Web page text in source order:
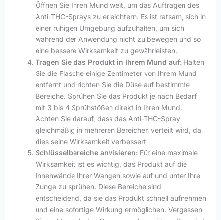
Öffnen Sie Ihren Mund weit, um das Auftragen des
Anti-THC-Sprays zu erleichtern. Es ist ratsam, sich in
einer ruhigen Umgebung aufzuhalten, um sich
während der Anwendung nicht zu bewegen und so
eine bessere Wirksamkeit zu gewährleisten.
Tragen Sie das Produkt in Ihrem Mund auf: Halten
Sie die Flasche einige Zentimeter von Ihrem Mund
entfernt und richten Sie die Düse auf bestimmte
Bereiche. Sprühen Sie das Produkt je nach Bedarf
mit 3 bis 4 Sprühstößen direkt in Ihren Mund.
Achten Sie darauf, dass das Anti-THC-Spray
gleichmäßig in mehreren Bereichen verteilt wird, da
dies seine Wirksamkeit verbessert.
Schlüsselbereiche anvisieren: Für eine maximale
Wirksamkeit ist es wichtig, das Produkt auf die
Innenwände Ihrer Wangen sowie auf und unter Ihre
Zunge zu sprühen. Diese Bereiche sind
entscheidend, da sie das Produkt schnell aufnehmen
und eine sofortige Wirkung ermöglichen. Vergessen